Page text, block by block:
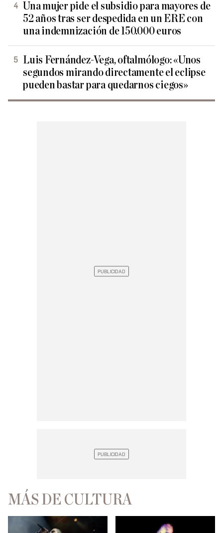
Una mujer pide el subsidio para mayores de
52 años tras ser despedida en un ERE con
una indemnización de 150.000 euros
Luis Fernández-Vega, oftalmólogo: «Unos
segundos mirando directamente el eclipse
pueden bastar para quedarnos ciegos»
MÁS DE CULTURA